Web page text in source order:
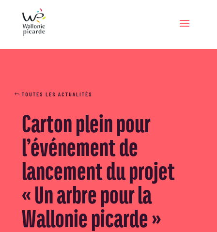
TOUTES LES ACTUALITÉS
Carton plein pour
l’événement de
lancement du projet
« Un arbre pour la
Wallonie picarde »